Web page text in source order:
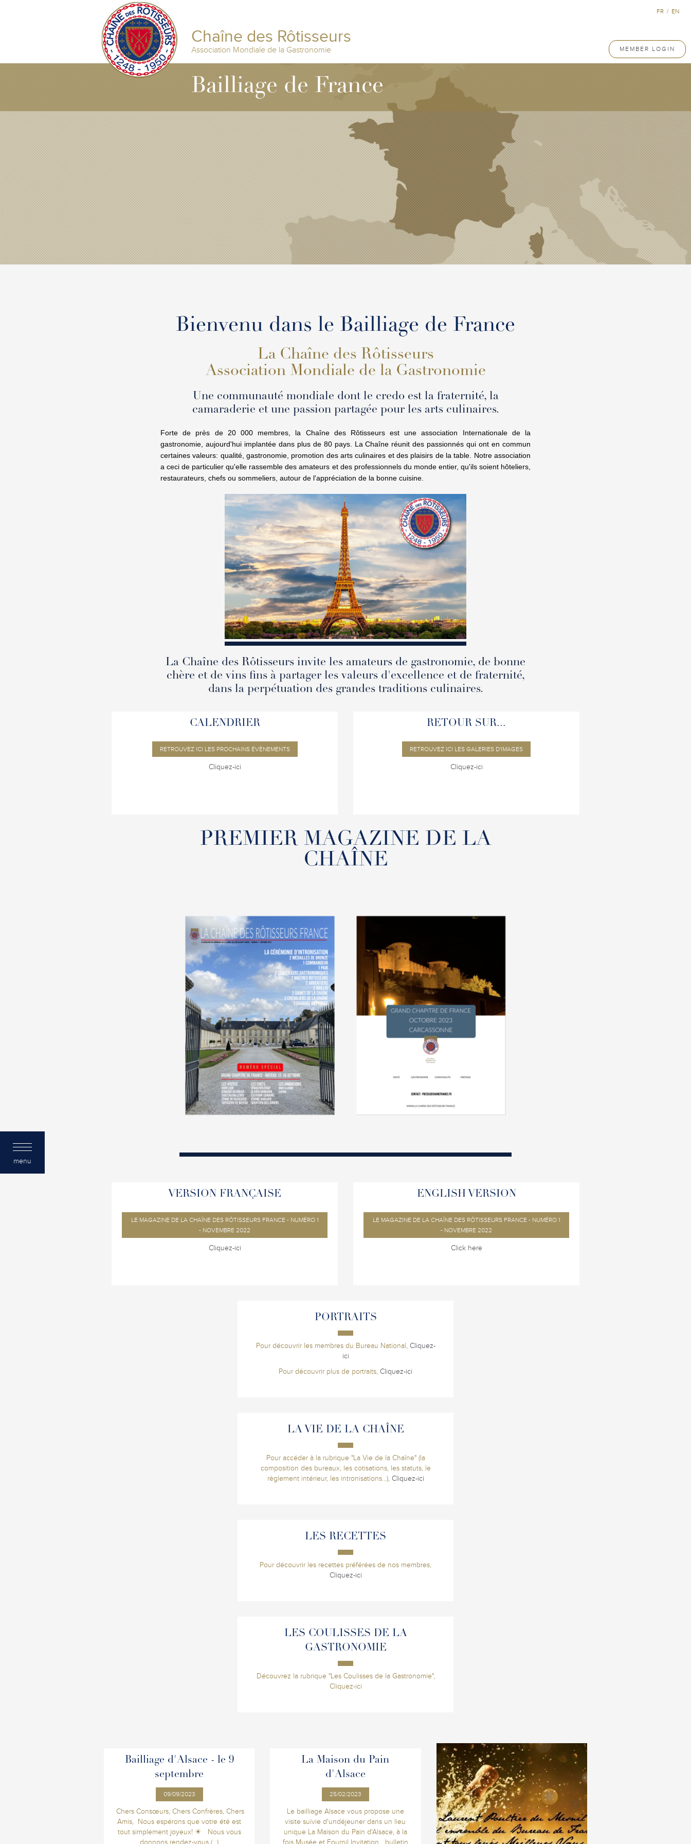
menu
Chaîne des Rôtisseurs
Association Mondiale de la Gastronomie MEMBER LOGIN
FR / EN
Bailliage de France
Bienvenu dans le Bailliage de France
La Chaîne des Rôtisseurs
Association Mondiale de la Gastronomie
Une communauté mondiale dont le credo est la fraternité, la
camaraderie et une passion partagée pour les arts culinaires.
Forte de près de 20 000 membres, la Chaîne des Rôtisseurs est une association Internationale de la
gastronomie, aujourd'hui implantée dans plus de 80 pays. La Chaîne réunit des passionnés qui ont en commun
certaines valeurs: qualité, gastronomie, promotion des arts culinaires et des plaisirs de la table. Notre association
a ceci de particulier qu'elle rassemble des amateurs et des professionnels du monde entier, qu'ils soient hôteliers,
restaurateurs, chefs ou sommeliers, autour de l'appréciation de la bonne cuisine.
La Chaîne des Rôtisseurs invite les amateurs de gastronomie, de bonne
chère et de vins fins à partager les valeurs d'excellence et de fraternité,
dans la perpétuation des grandes traditions culinaires.
CALENDRIER
RETROUVEZ ICI LES PROCHAINS ÉVÈNEMENTS
Cliquez-ici
RETOUR SUR...
RETROUVEZ ICI LES GALERIES D'IMAGES
Cliquez-ici
PREMIER MAGAZINE DE LA
CHAÎNE
VERSION FRANÇAISE
LE MAGAZINE DE LA CHAÎNE DES RÔTISSEURS FRANCE - NUMÉRO 1
- NOVEMBRE 2022
Cliquez-ici
ENGLISH VERSION
LE MAGAZINE DE LA CHAÎNE DES RÔTISSEURS FRANCE - NUMÉRO 1
- NOVEMBRE 2022
Click here
PORTRAITS
Pour découvrir les membres du Bureau National, Cliquez-
ici
Pour découvrir plus de portraits, Cliquez-ici
LA VIE DE LA CHAÎNE
Pour accéder à la rubrique "La Vie de la Chaîne" (la
composition des bureaux, les cotisations, les statuts, le
règlement intérieur, les intronisations...), Cliquez-ici
LES RECETTES
Pour découvrir les recettes préférées de nos membres,
Cliquez-ici
LES COULISSES DE LA
GASTRONOMIE
Découvrez la rubrique "Les Coulisses de la Gastronomie",
Cliquez-ici
Bailliage d'Alsace - le 9
septembre
09/09/2023
Chers Consœurs, Chers Confrères, Chers
Amis, Nous espérons que votre été est
tout simplement joyeux! ☀ Nous vous
donnons rendez-vous (...)
La Maison du Pain
d'Alsace
25/02/2023
Le bailliage Alsace vous propose une
visite suivie d'undéjeuner dans un lieu
unique La Maison du Pain d'Alsace, à la
fois Musée et Fournil Invitation bulletin